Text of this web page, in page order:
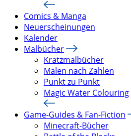
Comics & Manga
Neuerscheinungen
Kalender
Malbücher
Kratzmalbücher
Malen nach Zahlen
Punkt zu Punkt
Magic Water Colouring
Game-Guides & Fan-Fiction
Minecraft-Bücher